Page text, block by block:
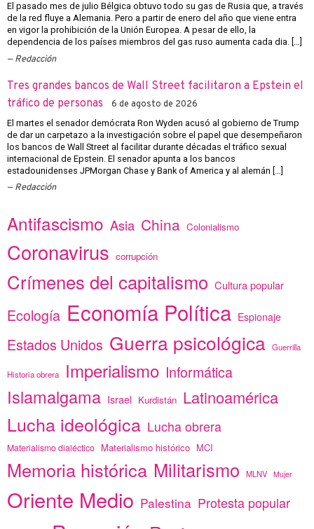
El pasado mes de julio Bélgica obtuvo todo su gas de Rusia que, a través
de la red fluye a Alemania. Pero a partir de enero del año que viene entra
en vigor la prohibición de la Unión Europea. A pesar de ello, la
dependencia de los países miembros del gas ruso aumenta cada dia. […]
Redacción
Tres grandes bancos de Wall Street facilitaron a Epstein el
tráfico de personas
6 de agosto de 2026
El martes el senador demócrata Ron Wyden acusó al gobierno de Trump
de dar un carpetazo a la investigación sobre el papel que desempeñaron
los bancos de Wall Street al facilitar durante décadas el tráfico sexual
internacional de Epstein. El senador apunta a los bancos
estadounidenses JPMorgan Chase y Bank of America y al alemán […]
Redacción
Antifascismo Asia China Colonialismo
Coronavirus corrupción
Crímenes del capitalismo Cultura popular
Ecología Economía Política Espionaje
Estados Unidos Guerra psicológica Guerrilla
Historia obrera Imperialismo Informática
Islamalgama Israel Kurdistán Latinoamérica
Lucha ideológica Lucha obrera
Materialismo dialéctico Materialismo histórico MCI
Memoria histórica Militarismo MLNV Mujer
Oriente Medio Palestina Protesta popular